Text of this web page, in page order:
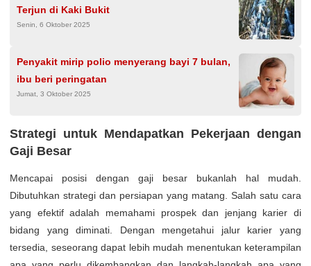
Terjun di Kaki Bukit
Senin, 6 Oktober 2025
Penyakit mirip polio menyerang bayi 7 bulan,
ibu beri peringatan
Jumat, 3 Oktober 2025
Strategi untuk Mendapatkan Pekerjaan dengan
Gaji Besar
Mencapai posisi dengan gaji besar bukanlah hal mudah.
Dibutuhkan strategi dan persiapan yang matang. Salah satu cara
yang efektif adalah memahami prospek dan jenjang karier di
bidang yang diminati. Dengan mengetahui jalur karier yang
tersedia, seseorang dapat lebih mudah menentukan keterampilan